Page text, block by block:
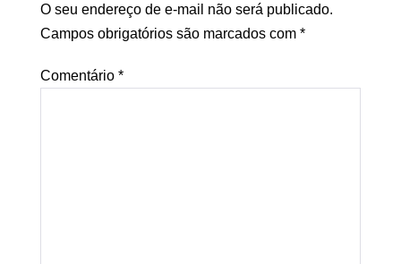
O seu endereço de e-mail não será publicado.
Campos obrigatórios são marcados com *
Comentário *